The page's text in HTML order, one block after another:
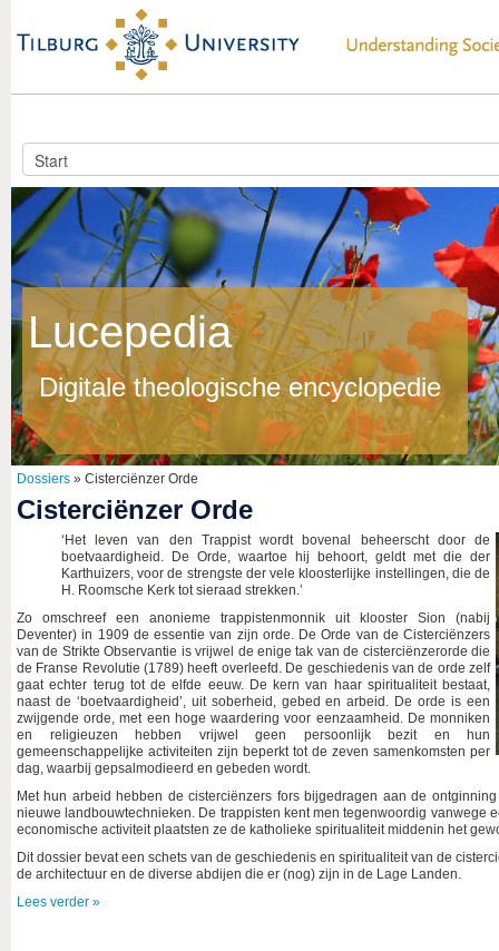
Lucepedia
Digitale theologische encyclopedie
Dossiers » Cisterciënzer Orde
Cisterciënzer Orde
‘Het leven van den Trappist wordt bovenal beheerscht door de
boetvaardigheid. De Orde, waartoe hij behoort, geldt met die der
Karthuizers, voor de strengste der vele kloosterlijke instellingen, die de
H. Roomsche Kerk tot sieraad strekken.’
Zo omschreef een anonieme trappistenmonnik uit klooster Sion (nabij
Deventer) in 1909 de essentie van zijn orde. De Orde van de Cisterciënzers
van de Strikte Observantie is vrijwel de enige tak van de cisterciënzerorde die
de Franse Revolutie (1789) heeft overleefd. De geschiedenis van de orde zelf
gaat echter terug tot de elfde eeuw. De kern van haar spiritualiteit bestaat,
naast de ‘boetvaardigheid’, uit soberheid, gebed en arbeid. De orde is een
zwijgende orde, met een hoge waardering voor eenzaamheid. De monniken
en religieuzen hebben vrijwel geen persoonlijk bezit en hun
gemeenschappelijke activiteiten zijn beperkt tot de zeven samenkomsten per
dag, waarbij gepsalmodieerd en gebeden wordt.
Met hun arbeid hebben de cisterciënzers fors bijgedragen aan de
nieuwe landbouwtechnieken. De trappisten kent men tegenwoordig vanwege
economische activiteit plaatsten ze de katholieke spiritualiteit middenin het
Dit dossier bevat een schets van de geschiedenis en spiritualiteit van de
de architectuur en de diverse abdijen die er (nog) zijn in de Lage Landen.
Lees verder »